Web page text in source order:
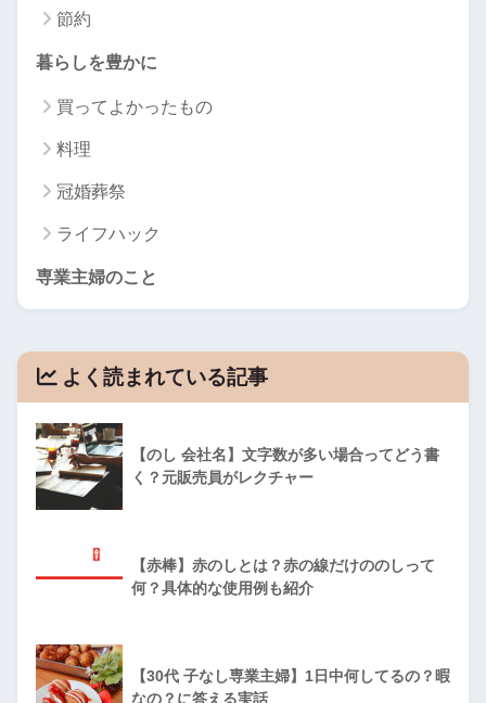
節約
暮らしを豊かに
買ってよかったもの
料理
冠婚葬祭
ライフハック
専業主婦のこと
よく読まれている記事
【のし 会社名】文字数が多い場合ってどう書
く？元販売員がレクチャー
【赤棒】赤のしとは？赤の線だけののしって
何？具体的な使用例も紹介
【30代 子なし専業主婦】1日中何してるの？暇
なの？に答える実話